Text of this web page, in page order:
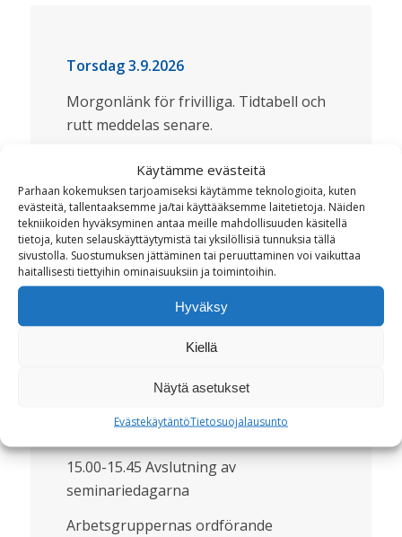
Käytämme evästeitä
Parhaan kokemuksen tarjoamiseksi käytämme teknologioita, kuten
evästeitä, tallentaaksemme ja/tai käyttääksemme laitetietoja. Näiden
tekniikoiden hyväksyminen antaa meille mahdollisuuden käsitellä
tietoja, kuten selauskäyttäytymistä tai yksilöllisiä tunnuksia tällä
sivustolla. Suostumuksen jättäminen tai peruuttaminen voi vaikuttaa
haitallisesti tiettyihin ominaisuuksiin ja toimintoihin.
Hyväksy
Kiellä
Näytä asetukset
EvästekäytäntöTietosuojalausunto
Torsdag 3.9.2026
Morgonlänk för frivilliga. Tidtabell och
rutt meddelas senare.
utbildning (åk 7–9) Kyrkoesplanaden
11–13, 65100 Vasa.
Ingång i hörnet av Kyrkoesplanaden
och Biblioteksgatan.
9–12 Arbetsgruppernas arbete
13.00-15.00 Työryhmätyöskentelyä
15.00-15.45 Avslutning av
seminariedagarna
Arbetsgruppernas ordförande